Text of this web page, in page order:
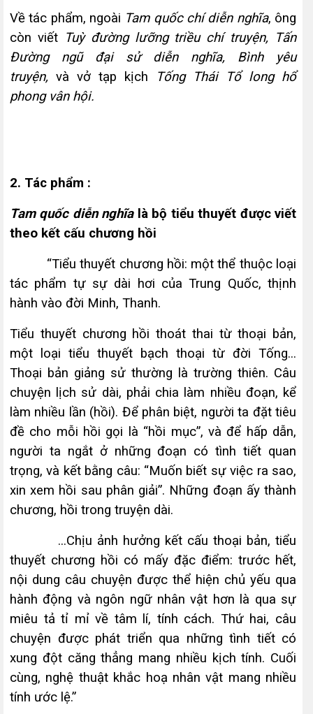
Về tác phẩm, ngoài Tam quốc chí diễn nghĩa, ông
còn viết Tuỳ đường l­ưỡng triều chí truyện, Tấn
Đường ngũ đại sử diễn nghĩa, Bình yêu
truyện, và vở tạp kịch Tống Thái Tổ long hổ
phong vân hội.
2. Tác phẩm :
Tam quốc diễn nghĩalà bộ tiểu thuyết được viết
theo kết cấu chương hồi
“Tiểu thuyết chương hồi: một thể thuộc loại
tác phẩm tự sự dài hơi của Trung Quốc, thịnh
hành vào đời Minh, Thanh.
Tiểu thuyết chương hồi thoát thai từ thoại bản,
một loại tiểu thuyết bạch thoại từ đời Tống...
Thoại bản giảng sử thường là trường thiên. Câu
chuyện lịch sử dài, phải chia làm nhiều đoạn, kể
làm nhiều lần (hồi). Để phân biệt, người ta đặt tiêu
đề cho mỗi hồi gọi là “hồi mục”, và để hấp dẫn,
người ta ngắt ở những đoạn có tình tiết quan
trọng, và kết bằng câu: “Muốn biết sự việc ra sao,
xin xem hồi sau phân giải”. Những đoạn ấy thành
chương, hồi trong truyện dài.
...Chịu ảnh hưởng kết cấu thoại bản, tiểu
thuyết chương hồi có mấy đặc điểm: tr­ước hết,
nội dung câu chuyện được thể hiện chủ yếu qua
hành động và ngôn ngữ nhân vật hơn là qua sự
miêu tả tỉ mỉ về tâm lí, tính cách. Thứ hai, câu
chuyện được phát triển qua những tình tiết có
xung đột căng thẳng mang nhiều kịch tính. Cuối
cùng, nghệ thuật khắc hoạ nhân vật mang nhiều
tính ­ước lệ.”